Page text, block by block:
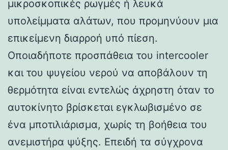
μικροσκοπικές ρωγμές ή λευκά
υπολείμματα αλάτων, που προμηνύουν μια
επικείμενη διαρροή υπό πίεση.
Οποιαδήποτε προσπάθεια του intercooler
και του ψυγείου νερού να αποβάλουν τη
θερμότητα είναι εντελώς άχρηστη όταν το
αυτοκίνητο βρίσκεται εγκλωβισμένο σε
ένα μποτιλιάρισμα, χωρίς τη βοήθεια του
ανεμιστήρα ψύξης. Επειδή τα σύγχρονα